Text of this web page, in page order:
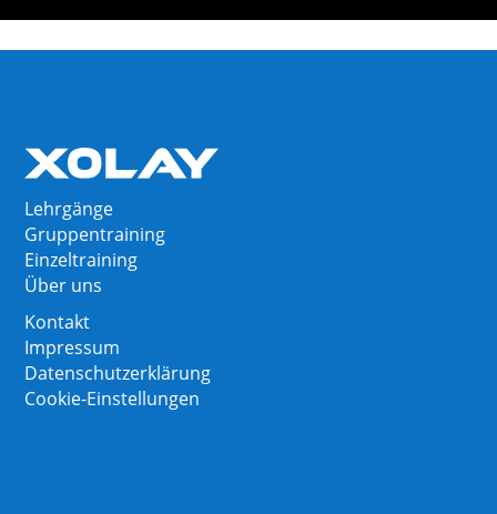
Lehrgänge
Gruppentraining
Einzeltraining
Über uns
Kontakt
Impressum
Datenschutzerklärung
Cookie-Einstellungen